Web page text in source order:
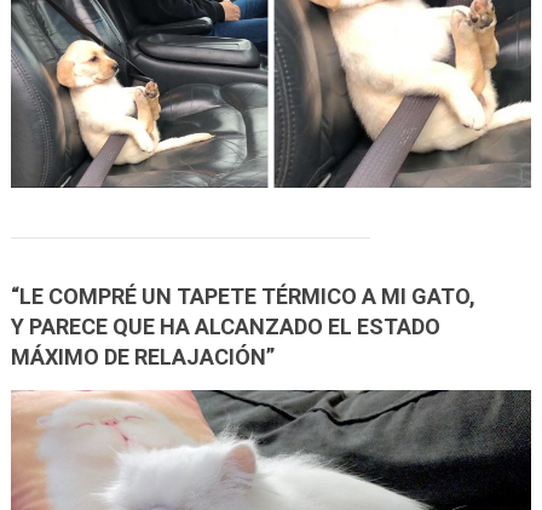
“LE COMPRÉ UN TAPETE TÉRMICO A MI GATO,
Y PARECE QUE HA ALCANZADO EL ESTADO
MÁXIMO DE RELAJACIÓN”